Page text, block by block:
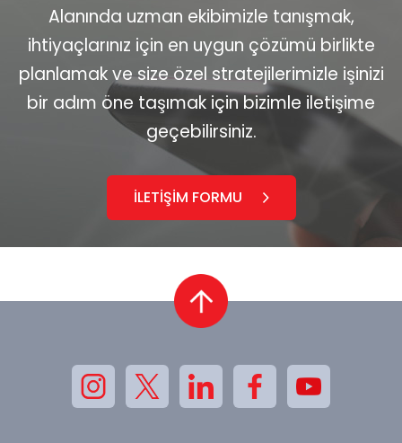
Alanında uzman ekibimizle tanışmak,
ihtiyaçlarınız için en uygun çözümü birlikte
planlamak ve size özel stratejilerimizle işinizi
bir adım öne taşımak için bizimle iletişime
geçebilirsiniz.
İLETİŞİM FORMU